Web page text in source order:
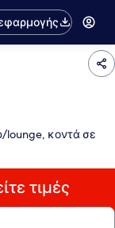
lounge, κοντά σε
τιμές